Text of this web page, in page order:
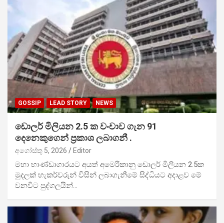
GOSSIP LEAD STORY NEWS
ඩොලර් මිලියන 2.5 ක වංචාව ගැන 91
දෙනෙකුගෙන් ප්‍රකාශ ලබාගනී .
අගෝස්තු 5, 2026 Editor
මහා භාණ්ඩාගාරයට අයත් අමෙරිකානු ඩොලර් මිලියන 2.5ක
මුදලක් හැකර්වරුන් විසින් ලබාගැනීමේ සිද්ධියට අදාළව මේ
වනවිට පුද්ගලයින්…